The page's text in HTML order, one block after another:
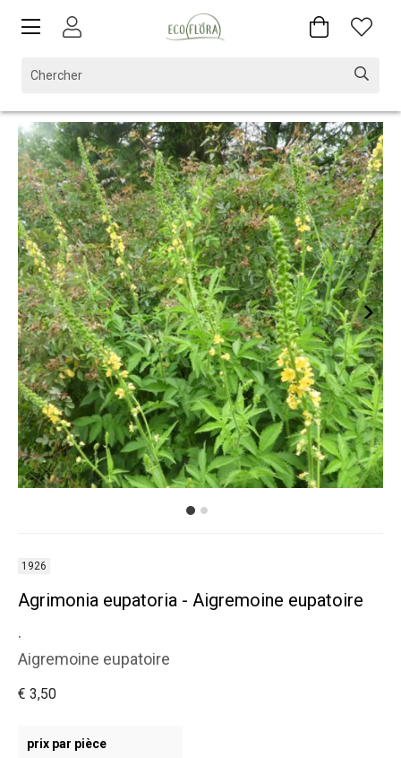
1926
Agrimonia eupatoria - Aigremoine eupatoire
.
Aigremoine eupatoire
€ 3,50
prix par pièce